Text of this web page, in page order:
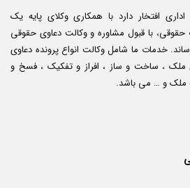
افتخار دارد با همکاری وکلای پایه یک
با قبول مشاوره و وکالت دعاوی حقوقی
خدمات ما شامل وکالت انواع پرونده دعاوی
، ساخت و ساز ، افراز و تفکیک ، فسخ و
ملک و … می باشد.